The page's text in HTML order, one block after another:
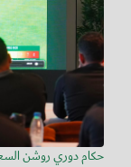
حكام دوري روشن